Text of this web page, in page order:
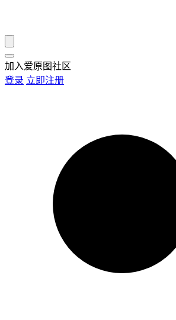
加入爱原图社区
登录 立即注册